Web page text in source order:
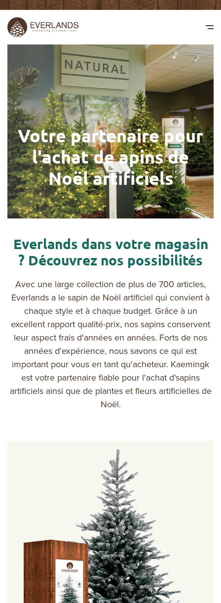
Votre partenaire pour
l'achat de apins de
Noël artificiels
Everlands dans votre magasin
? Découvrez nos possibilités
Avec une large collection de plus de 700 articles,
Everlands a le sapin de Noël artificiel qui convient à
chaque style et à chaque budget. Grâce à un
excellent rapport qualité-prix, nos sapins conservent
leur aspect frais d'années en années. Forts de nos
années d'expérience, nous savons ce qui est
important pour vous en tant qu'acheteur. Kaemingk
est votre partenaire fiable pour l'achat d'sapins
artificiels ainsi que de plantes et fleurs artificielles de
Noël.